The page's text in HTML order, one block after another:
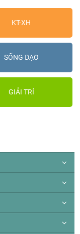
KT-XH
SỐNG ĐẠO
GIẢI TRÍ